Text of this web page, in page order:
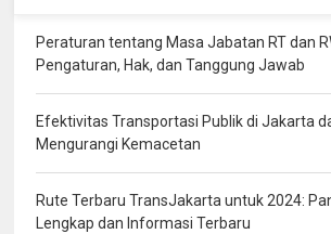
Peraturan tentang Masa Jabatan RT dan
Pengaturan, Hak, dan Tanggung Jawab
Efektivitas Transportasi Publik di Jakarta
Mengurangi Kemacetan
Rute Terbaru TransJakarta untuk 2024:
Lengkap dan Informasi Terbaru